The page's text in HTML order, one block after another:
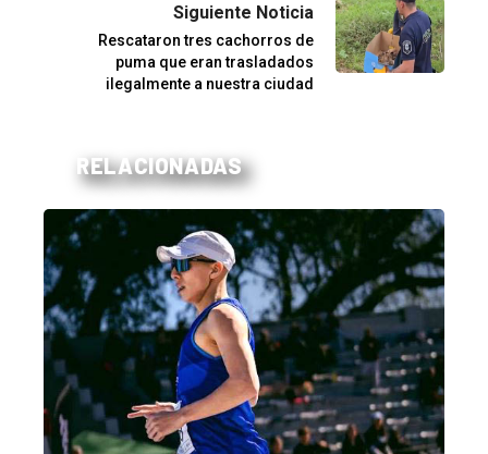
Siguiente Noticia
Rescataron tres cachorros de
puma que eran trasladados
ilegalmente a nuestra ciudad
RELACIONADAS